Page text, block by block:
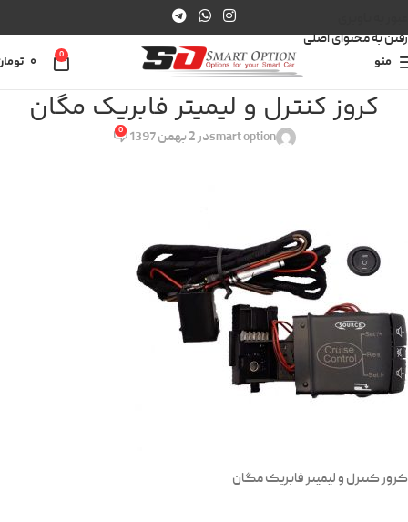
رفتن به محتوای اصلی
منو
0
کروز کنترل و لیمیتر فابریک مگان
smart optionدر 2 بهمن 1397 0
کروز کنترل و لیمیتر فابریک مگان